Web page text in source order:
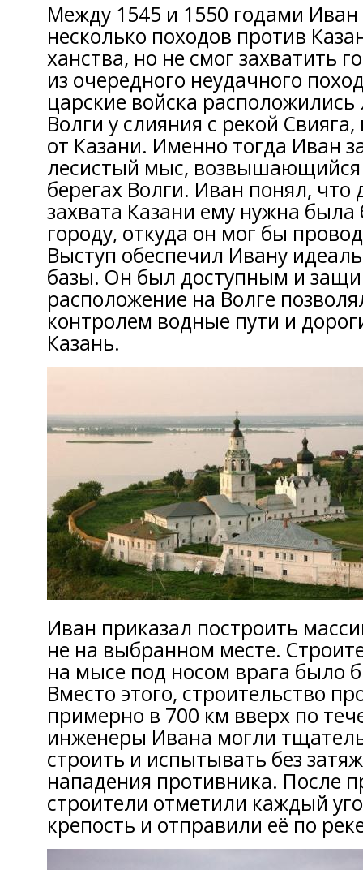
Между 1545 и 1550 годами Иван
несколько походов против
ханства, но не смог захватить
из очередного неудачного
царские войска расположились
Волги у слияния с рекой
от Казани. Именно тогда Иван
лесистый мыс,
берегах Волги. Иван понял, что
захвата Казани ему нужна была
городу, откуда он мог бы
Выступ обеспечил Ивану
базы. Он был доступным и
расположение на Волге
контролем водные пути и
Казань.
Иван приказал построить
не на выбранном месте.
на мысе под носом врага было
Вместо этого, строительство
примерно в 700 км вверх по
инженеры Ивана могли
строить и испытывать без
нападения противника. После
строители отметили каждый
крепость и отправили её по